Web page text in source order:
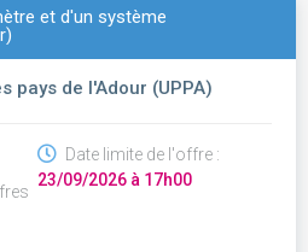
et d'un système
pays de l'Adour (UPPA)
Date limite de l'offre :
23/09/2026 à 17h00